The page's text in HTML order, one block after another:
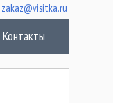
zakaz@visitka.ru